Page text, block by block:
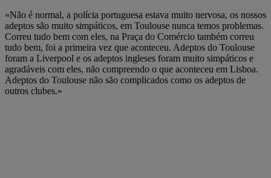
«Não é normal, a polícia portuguesa estava muito nervosa, os nossos
adeptos são muito simpáticos, em Toulouse nunca temos problemas.
Correu tudo bem com eles, na Praça do Comércio também correu
tudo bem, foi a primeira vez que aconteceu. Adeptos do Toulouse
foram a Liverpool e os adeptos ingleses foram muito simpáticos e
agradáveis com eles, não compreendo o que aconteceu em Lisboa.
Adeptos do Toulouse não são complicados como os adeptos de
outros clubes.»